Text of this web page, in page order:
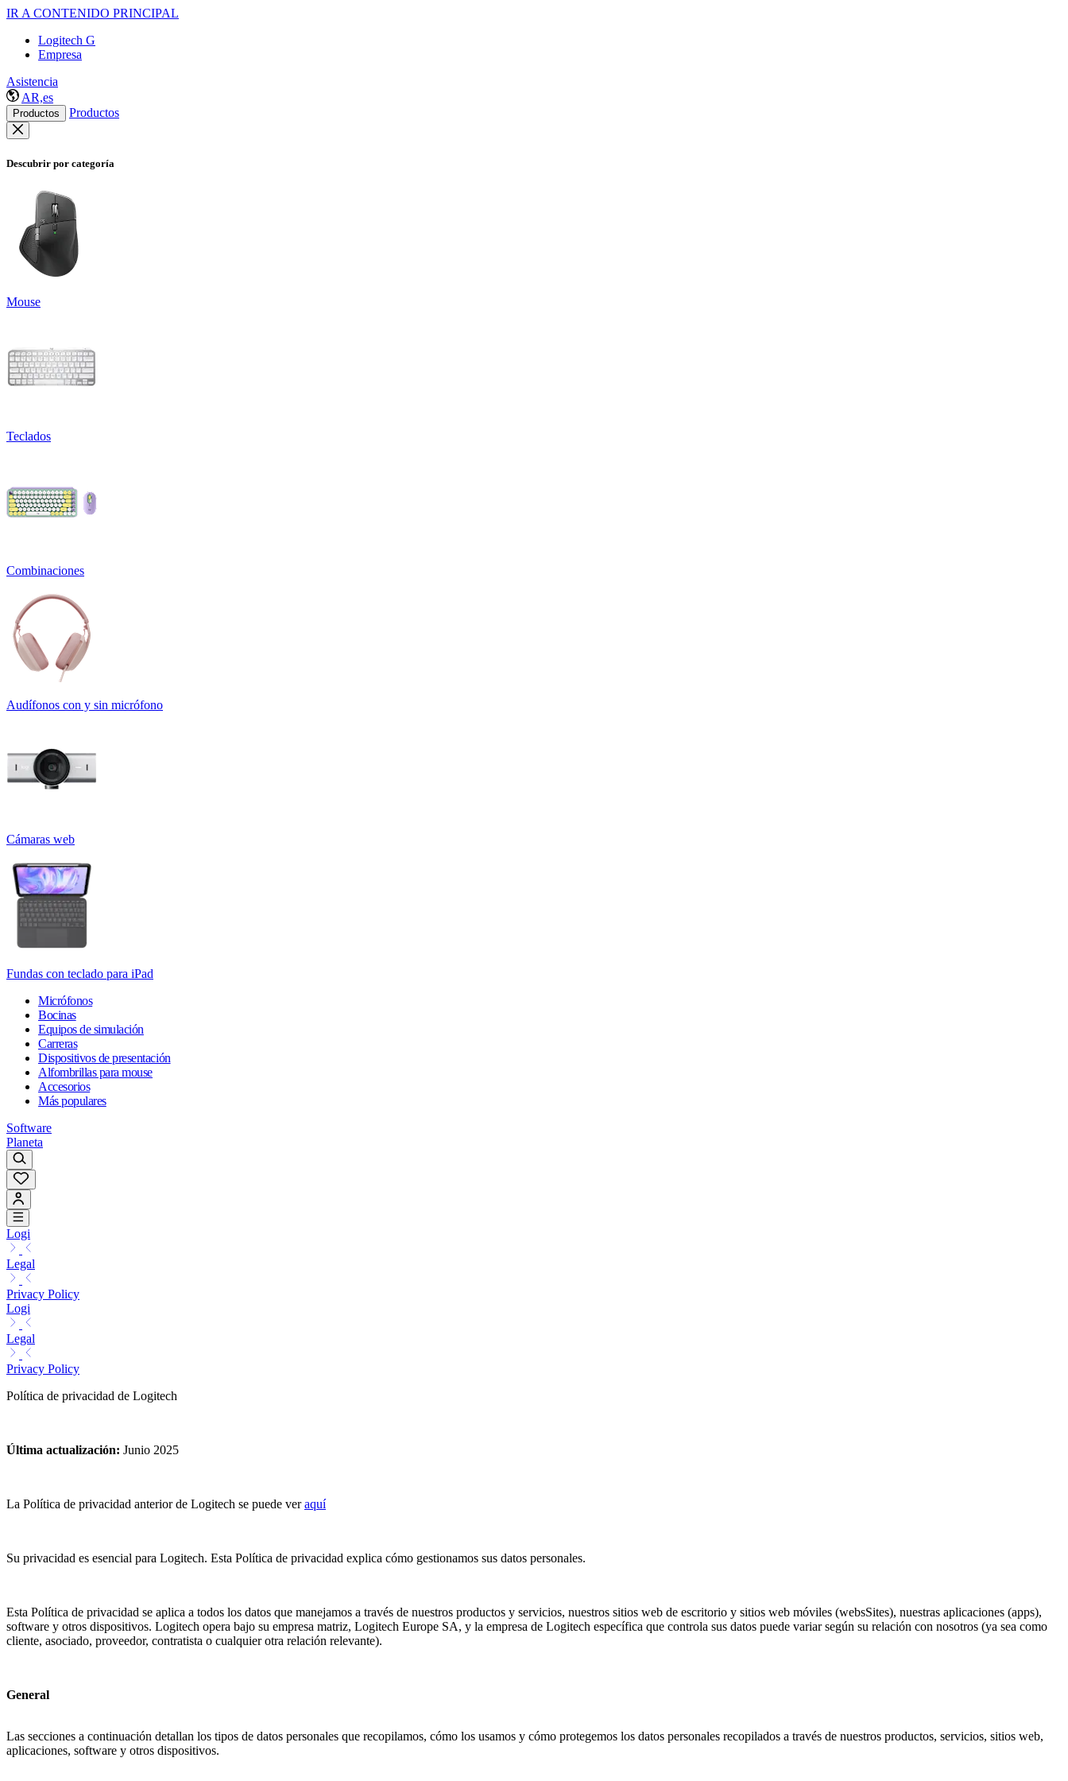
IR A CONTENIDO PRINCIPAL
Logitech G
Empresa
Asistencia
AR,es
Productos Productos
Descubrir por categoría
Mouse
Teclados
Combinaciones
Audífonos con y sin micrófono
Cámaras web
Fundas con teclado para iPad
Micrófonos
Bocinas
Equipos de simulación
Carreras
Dispositivos de presentación
Alfombrillas para mouse
Accesorios
Más populares
Software
Planeta
Logi
Legal
Privacy Policy
Logi
Legal
Privacy Policy
Política de privacidad de Logitech
Última actualización: Junio 2025
La Política de privacidad anterior de Logitech se puede veraquí
Su privacidad es esencial para Logitech. Esta Política de privacidad explica cómo gestionamos sus datos personales.
Esta Política de privacidad se aplica a todos los datos que manejamos a través de nuestros productos y servicios, nuestros sitios web de escritorio y sitios web móviles (websSites), nuestras aplicaciones (apps),
software y otros dispositivos. Logitech opera bajo su empresa matriz, Logitech Europe SA, y la empresa de Logitech específica que controla sus datos puede variar según su relación con nosotros (ya sea como
cliente, asociado, proveedor, contratista o cualquier otra relación relevante).
General
Las secciones a continuación detallan los tipos de datos personales que recopilamos, cómo los usamos y cómo protegemos los datos personales recopilados a través de nuestros productos, servicios, sitios web,
aplicaciones, software y otros dispositivos.